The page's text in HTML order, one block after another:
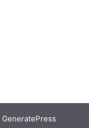
GeneratePress